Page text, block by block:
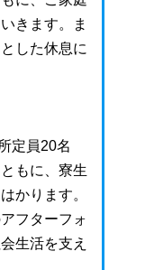
きます。ま
した休息に
定員20名
もに、寮生
かります。
フターフォ
生活を支え